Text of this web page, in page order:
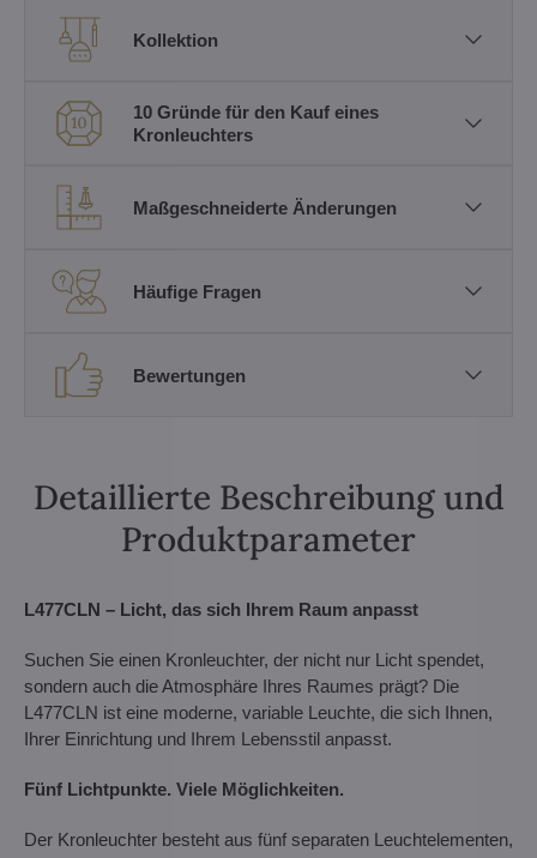
Kollektion
10 Gründe für den Kauf eines
Kronleuchters
Maßgeschneiderte Änderungen
Häufige Fragen
Bewertungen
Detaillierte Beschreibung und
Produktparameter
L477CLN – Licht, das sich Ihrem Raum anpasst
Suchen Sie einen Kronleuchter, der nicht nur Licht spendet,
sondern auch die Atmosphäre Ihres Raumes prägt? Die
L477CLN ist eine moderne, variable Leuchte, die sich Ihnen,
Ihrer Einrichtung und Ihrem Lebensstil anpasst.
Fünf Lichtpunkte. Viele Möglichkeiten.
Der Kronleuchter besteht aus fünf separaten Leuchtelementen,